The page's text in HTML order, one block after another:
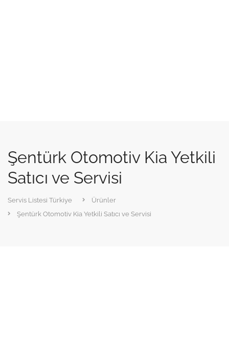
Şentürk Otomotiv Kia Yetkili
Satıcı ve Servisi
Servis Listesi Türkiye
Ürünler
Şentürk Otomotiv Kia Yetkili Satıcı ve Servisi